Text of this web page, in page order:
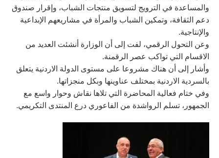
والمساعدة في الترويج لتسويق منتجات الشباب، وإقرار صندوق
دعم الثقافة، وتمكين الشباب والمرأة في مشاريعهم الإبداعية
والإنتاجية.
وعن التحول الرقمي، لفت إلى أن الوزارة أنشئت العديد من
الاقسام التي تواكب عصر الرقمنة.
وأشار إلى أن هناك مشروعا على مستوى الدولة الاردنية يتعلق
بالسردية الاردنية بمختلف عناوينها وبكل منجزاتها.
وفي ختام فعالية المحاضرة التي تلاها نقاش وحوار واسع مع
الجمهور، تسلم الرواشدة من الفاعوري درع المنتدى التكريمي.